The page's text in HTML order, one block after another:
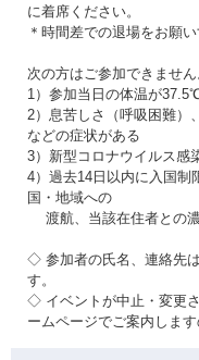
に着席ください。
＊時間差での退場をお願
次の方はご参加できません
1）参加当日の体温が
2）息苦しさ（呼吸困難）
などの症状がある
3）新型コロナウイルス感
4）過去14日以内に入国制
国・地域への
渡航、当該在住者との
◇ 参加者の氏名、連絡先
す。
◇ イベントが中止・変更
ームページでご案内しま